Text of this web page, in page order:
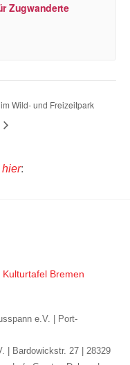
Zugwanderte
Wild- und Freizeitpark
hier:
Kulturtafel Bremen
e.V. | Port-
| Bardowickstr. 27 | 28329